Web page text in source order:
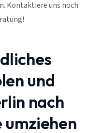
Kontaktiere uns noch
und
nach